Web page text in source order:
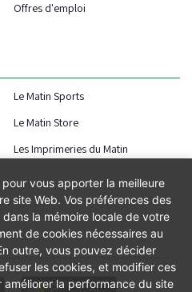
Offres d'emploi
Le Matin Sports
Le Matin Store
Les Imprimeries du Matin
vous apporter la meilleure
site Web. Vos préférences des
la mémoire locale de votre
de cookies nécessaires au
outre, vous pouvez décider
les cookies, et modifier ces
la performance du site